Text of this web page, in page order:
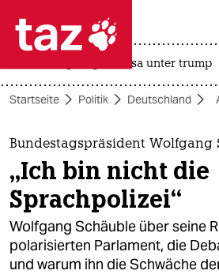
 taz zahl ich
taz zahl ich
themen
politik
öko
gesellschaft
usa unter trump
Startseite Politik Deutschland
Bundestagspräsident Wolfgang
„Ich bin nicht die
Sprachpolizei“
Wolfgang Schäuble über seine
polarisierten Parlament, die
und warum ihn die Schwäche